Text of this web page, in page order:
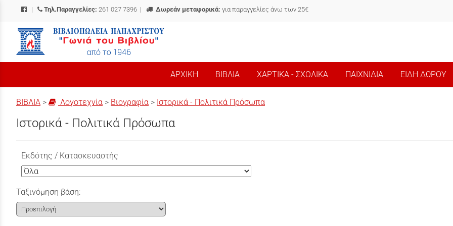
| Τηλ.Παραγγελίες: 261 027 7396 | Δωρεάν μεταφορικά: για παραγγελίες άνω των 25€
/
ΑΡΧΙΚΗ ΒΙΒΛΙΑ ΧΑΡΤΙΚΑ - ΣΧΟΛΙΚΑ ΠΑΙΧΝΙΔΙΑ ΕΙΔΗ ΔΩΡΟΥ
ΒΙΒΛΙΑ > Λογοτεχνία > Βιογραφία > Ιστορικά - Πολιτικά Πρόσωπα
Ιστορικά - Πολιτικά Πρόσωπα
Εκδότης / Κατασκευαστής
Ταξινόμηση βάση: